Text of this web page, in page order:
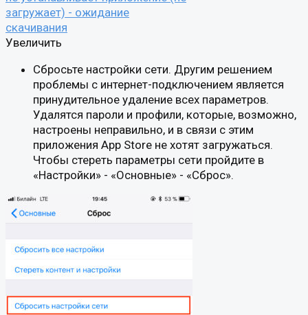
Увеличить
Сбросьте настройки сети. Другим решением
проблемы с интернет-подключением является
принудительное удаление всех параметров.
Удалятся пароли и профили, которые, возможно,
настроены неправильно, и в связи с этим
приложения App Store не хотят загружаться.
Чтобы стереть параметры сети пройдите в
«Настройки» - «Основные» - «Сброс».